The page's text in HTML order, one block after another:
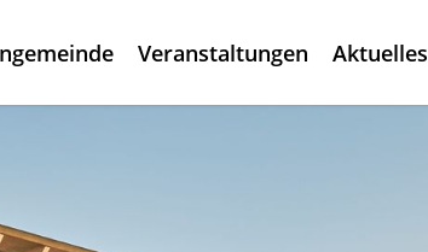
Veranstaltungen Aktuelles